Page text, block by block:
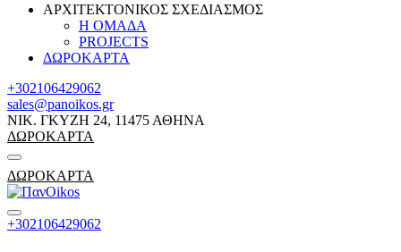
ΑΡΧΙΤΕΚΤΟΝΙΚΟΣ ΣΧΕΔΙΑΣΜΟΣ
Η ΟΜΑΔΑ
PROJECTS
ΔΩΡΟΚΑΡΤΑ
+302106429062
sales@panoikos.gr
ΝΙΚ. ΓΚΥΖΗ 24, 11475 ΑΘΗΝΑ
ΔΩΡΟΚΑΡΤΑ
ΔΩΡΟΚΑΡΤΑ
+302106429062